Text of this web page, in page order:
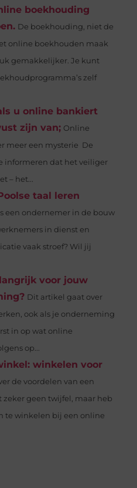
boekhouding
De boekhouding, niet de
online boekhouden maak
gemakkelijker. Je kunt
zelf
u online bankiert
zijn van; Online
meer een mysterie De
informeren dat het veiliger
– het...
taal leren
een ondernemer in de bouw
in dienst en
vaak stroef? Wil jij
voor jouw
Dit artikel gaat over
ook als je onderneming
in op wat online
op...
winkelen voor
de voordelen van een
geen twijfel, maar heb
te winkelen bij een online